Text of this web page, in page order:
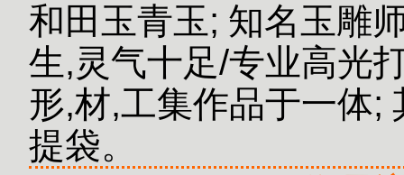
和田玉青玉; 知名玉雕
生,灵气十足/专业高光
形,材,工集作品于一体;
提袋。